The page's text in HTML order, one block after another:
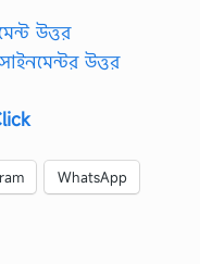
উত্তর
উত্তর
WhatsApp